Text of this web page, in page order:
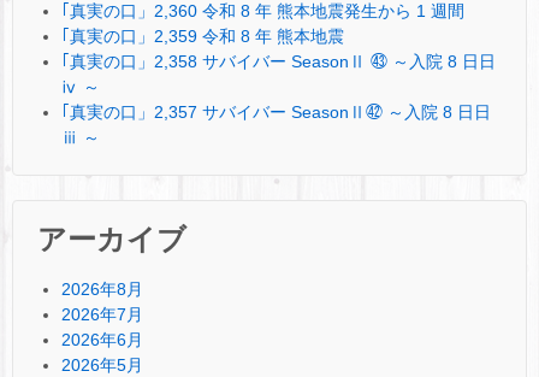
｢真実の口」2,360 令和 8 年 熊本地震発生から 1 週間
｢真実の口」2,359 令和 8 年 熊本地震
｢真実の口」2,358 サバイバー SeasonⅡ ㊸ ～入院 8 日日
ⅳ ～
｢真実の口」2,357 サバイバー SeasonⅡ㊷ ～入院 8 日日
ⅲ ～
アーカイブ
2026年8月
2026年7月
2026年6月
2026年5月